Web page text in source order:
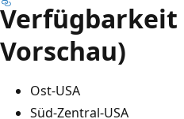
Verfügbarkeit
Vorschau)
Ost-USA
Süd-Zentral-USA